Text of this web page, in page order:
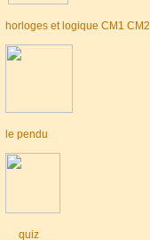
horloges et logique CM1 CM2
le pendu
quiz